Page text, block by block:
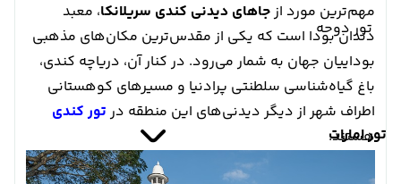
تور دوحه
تور امارات
مهم‌ترین مورد ازجاهای دیدنی کندی سریلانکا، معبد
دندان بودا است که یکی از مقدس‌ترین مکان‌های مذهبی
بوداییان جهان به شمار می‌رود. در کنار آن، دریاچه کندی،
باغ گیاه‌شناسی سلطنتی پرادنیا و مسیرهای کوهستانی
اطراف شهر از دیگر دیدنی‌های این منطقه درتور کندی
هستند.